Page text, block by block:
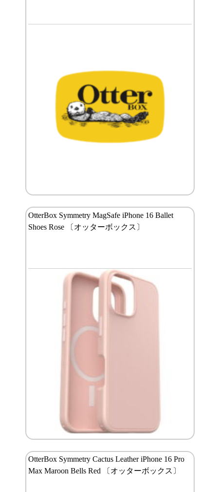
OtterBox Symmetry MagSafe iPhone 16 Ballet
Shoes Rose 〔オッターボックス〕
OtterBox Symmetry Cactus Leather iPhone 16 Pro
Max Maroon Bells Red 〔オッターボックス〕